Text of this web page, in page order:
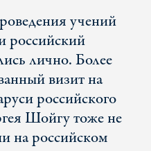
учений
российский
лично. Более
визит на
российского
Шойгу тоже не
на российском